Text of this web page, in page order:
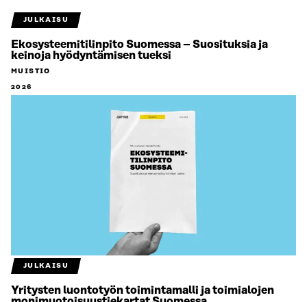
JULKAISU
Ekosysteemitilinpito Suomessa – Suosituksia ja
keinoja hyödyntämisen tueksi
MUISTIO
2026
JULKAISU
Yritysten luontotyön toimintamalli ja toimialojen